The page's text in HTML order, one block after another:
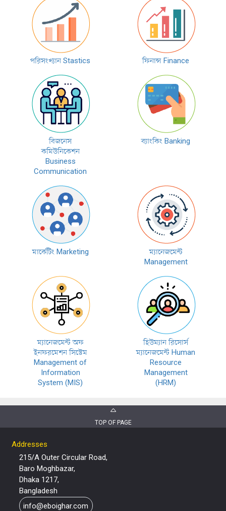
পরিসংখ্যান Stastics ফিনান্স Finance
বিজনেস
কমিউনিকেশন
Business
Communication
ব্যাংকিং Banking
মার্কেটিং Marketing
ম্যানেজমেন্ট
Management
ম্যানেজমেন্ট অফ
ইনফরমেশন সিস্টেম
Management of
Information
System (MIS)
হিউম্যান রিসোর্স
ম্যানেজমেন্ট Human
Resource
Management
(HRM)
TOP OF PAGE
Addresses
215/A Outer Circular Road,
Baro Moghbazar,
Dhaka 1217,
Bangladesh
info@eboighar.com